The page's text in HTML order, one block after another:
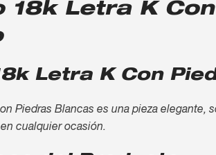
18k Letra K
Letra K Con
Piedras Blancas es una pieza
cualquier ocasión.